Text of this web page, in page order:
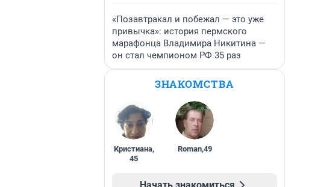
«Позавтракал и побежал — это уже
привычка»: история пермского
марафонца Владимира Никитина —
он стал чемпионом РФ 35 раз
ЗНАКОМСТВА
Кристиана,
45
Roman,49